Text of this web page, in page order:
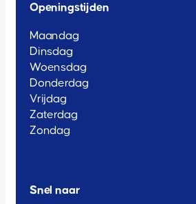
Openingstijden
Maandag
Dinsdag
Woensdag
Donderdag
Vrijdag
Zaterdag
Zondag
Snel naar